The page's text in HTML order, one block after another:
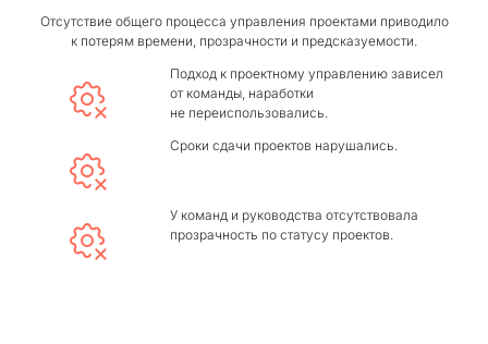
Отсутствие общего процесса управления проектами приводило
к потерям времени, прозрачности и предсказуемости.
Подход к проектному управлению зависел
от команды, наработки
не переиспользовались.
Сроки сдачи проектов нарушались.
У команд и руководства отсутствовала
прозрачность по статусу проектов.